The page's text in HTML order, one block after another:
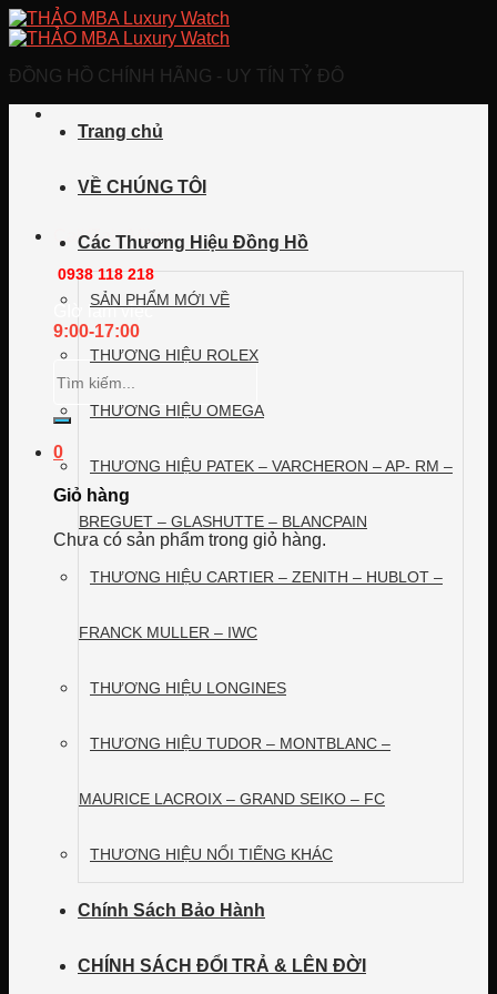
Skip
to
ĐỒNG HỒ CHÍNH HÃNG - UY TÍN TỶ ĐÔ
Call/Zalo/Viber
0938 118 218
GIờ làm việc
9:00-17:00
kiếm:
0
Giỏ hàng
Chưa có sản phẩm trong giỏ hàng.
Trang chủ
VỀ CHÚNG TÔI
Các Thương Hiệu Đồng Hồ
SẢN PHẨM MỚI VỀ
THƯƠNG HIỆU ROLEX
THƯƠNG HIỆU OMEGA
THƯƠNG HIỆU PATEK – VARCHERON – AP- RM –
BREGUET – GLASHUTTE – BLANCPAIN
THƯƠNG HIỆU CARTIER – ZENITH – HUBLOT –
FRANCK MULLER – IWC
THƯƠNG HIỆU LONGINES
THƯƠNG HIỆU TUDOR – MONTBLANC –
MAURICE LACROIX – GRAND SEIKO – FC
THƯƠNG HIỆU NỔI TIẾNG KHÁC
Chính Sách Bảo Hành
CHÍNH SÁCH ĐỔI TRẢ & LÊN ĐỜI